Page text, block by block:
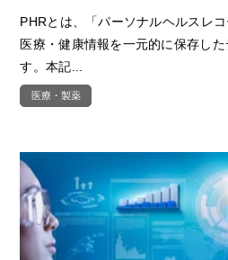
PHRとは、「パーソナルヘルスレ
医療・健康情報を一元的に保存し
す。本記...
医療・製薬